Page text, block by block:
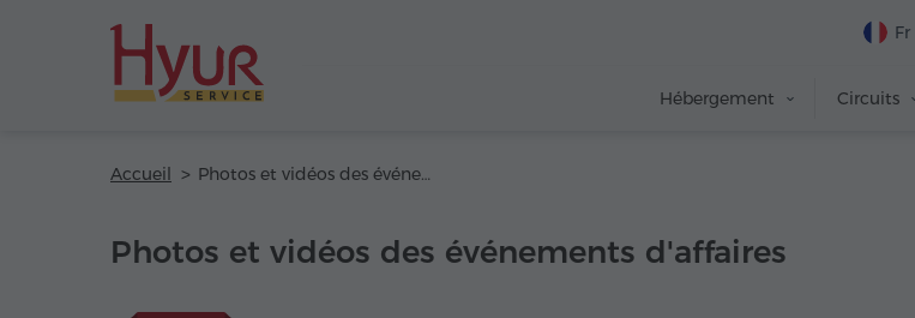
Fr
Hébergement Circuits
Accueil Photos et vidéos des événements d'affaires
Photos et vidéos des événements d'affaires